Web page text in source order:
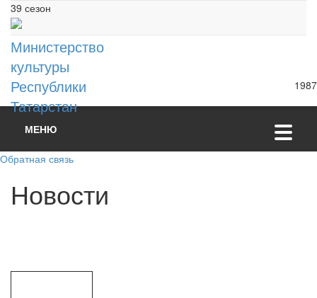
39 сезон
Министерство
культуры
Республики
Татарстан
1987
МЕНЮ
Обратная связь
Новости